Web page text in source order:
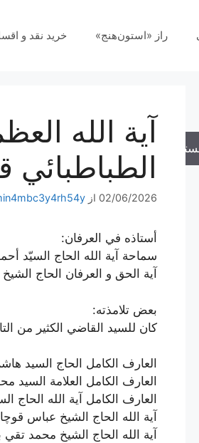
راز «استون‌هنج» خرید نقد و
آية الله
02/06/2026 از
أستاذه في العرفان:
سماحة آية ‌الله الحاج السيّد
آية الحق و العرفان الحاج
بعض تلامذته:
كان للسيد القاضي الكثير من
العارف الكامل الحاج السيد
العارف الكامل العلامة
العارف الكامل آية الله
آية الله الحاج الشيخ عباس
آية الله الحاج الشيخ محمد